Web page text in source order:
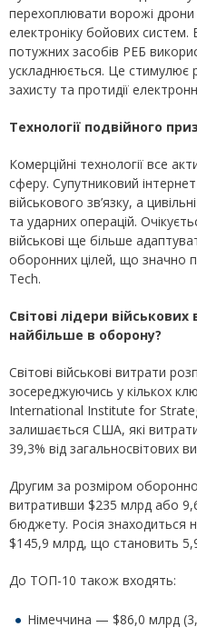
перехоплювати ворожі дрони
електроніку бойових систем.
потужних засобів РЕБ
ускладнюється. Це стимулює
захисту та протидії
Технології подвійного
Комерційні технології все
сферу. Супутниковий
військового зв’язку, а
та ударних операцій.
військові ще більше
оборонних цілей, що значно
Tech.
Світові лідери військових
найбільше в оборону?
Світові військові витрати
зосереджуючись у кількох
International Institute for
залишається США, які
39,3% від загальносвітових
Другим за розміром
витративши $235 млрд або
бюджету. Росія знаходиться
$145,9 млрд, що становить
До ТОП-10 також входять:
Німеччина — $86,0 млрд